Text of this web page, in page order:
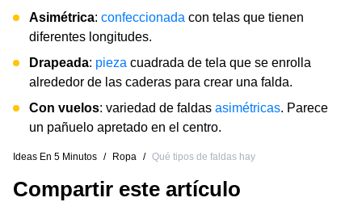
Asimétrica: confeccionada con telas que tienen
diferentes longitudes.
Drapeada: pieza cuadrada de tela que se enrolla
alrededor de las caderas para crear una falda.
Con vuelos: variedad de faldas asimétricas. Parece
un pañuelo apretado en el centro.
Ideas En 5 Minutos / Ropa / Qué tipos de faldas hay
Compartir este artículo